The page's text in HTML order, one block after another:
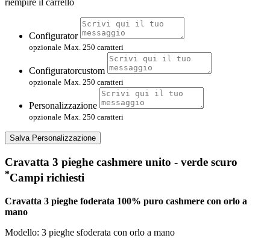
riempire il carrello
Configurator
opzionale Max. 250 caratteri
Configuratorcustom
opzionale Max. 250 caratteri
Personalizzazione
opzionale Max. 250 caratteri
Salva Personalizzazione
Cravatta 3 pieghe cashmere unito - verde scuro
*Campi richiesti
Cravatta 3 pieghe foderata 100% puro cashmere con orlo a
mano
Modello: 3 pieghe sfoderata con orlo a mano